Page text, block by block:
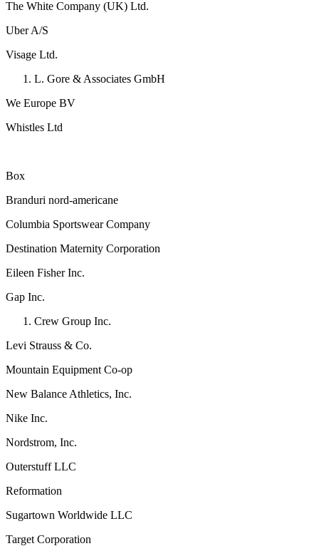
The White Company (UK) Ltd.
Uber A/S
Visage Ltd.
L. Gore & Associates GmbH
We Europe BV
Whistles Ltd
Box
Branduri nord-americane
Columbia Sportswear Company
Destination Maternity Corporation
Eileen Fisher Inc.
Gap Inc.
Crew Group Inc.
Levi Strauss & Co.
Mountain Equipment Co-op
New Balance Athletics, Inc.
Nike Inc.
Nordstrom, Inc.
Outerstuff LLC
Reformation
Sugartown Worldwide LLC
Target Corporation